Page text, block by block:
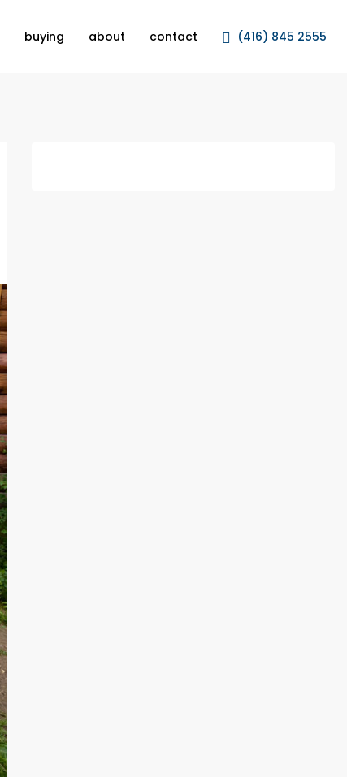
buying about contact (416) 845 2555